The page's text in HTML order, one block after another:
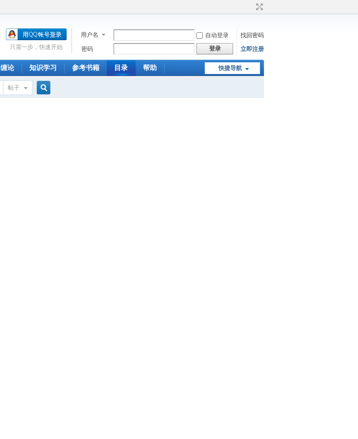
用户名 自动登录
找回密码
密码
登录 立即注册
只需一步，快速开始
快捷导航
缠论 知识学习 参考书籍 目录 帮助
帖子